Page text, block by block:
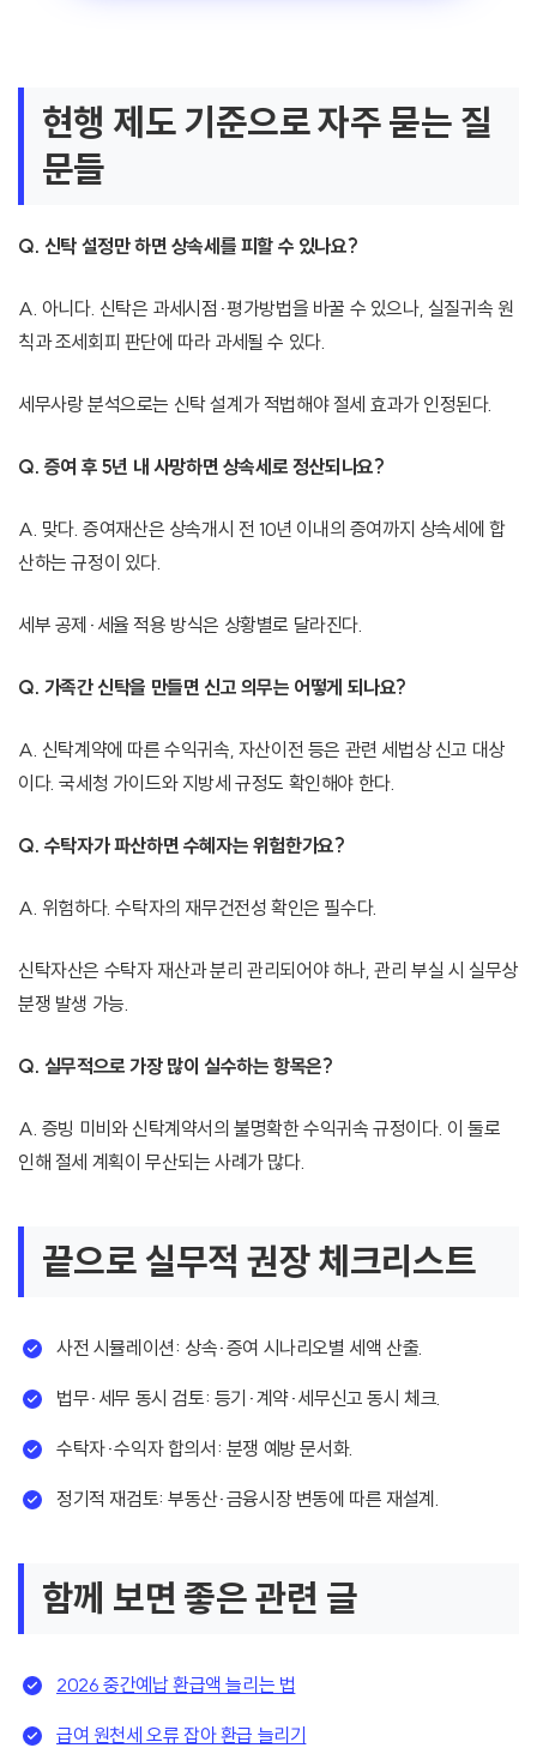
현행 제도 기준으로 자주 묻는 질
문들
Q. 신탁 설정만 하면 상속세를 피할 수 있나요?
A. 아니다. 신탁은 과세시점·평가방법을 바꿀 수 있으나, 실질귀속 원
칙과 조세회피 판단에 따라 과세될 수 있다.
세무사랑 분석으로는 신탁 설계가 적법해야 절세 효과가 인정된다.
Q. 증여 후 5년 내 사망하면 상속세로 정산되나요?
A. 맞다. 증여재산은 상속개시 전 10년 이내의 증여까지 상속세에 합
산하는 규정이 있다.
세부 공제·세율 적용 방식은 상황별로 달라진다.
Q. 가족간 신탁을 만들면 신고 의무는 어떻게 되나요?
A. 신탁계약에 따른 수익귀속, 자산이전 등은 관련 세법상 신고 대상
이다. 국세청 가이드와 지방세 규정도 확인해야 한다.
Q. 수탁자가 파산하면 수혜자는 위험한가요?
A. 위험하다. 수탁자의 재무건전성 확인은 필수다.
신탁자산은 수탁자 재산과 분리 관리되어야 하나, 관리 부실 시 실무상
분쟁 발생 가능.
Q. 실무적으로 가장 많이 실수하는 항목은?
A. 증빙 미비와 신탁계약서의 불명확한 수익귀속 규정이다. 이 둘로
인해 절세 계획이 무산되는 사례가 많다.
끝으로 실무적 권장 체크리스트
사전 시뮬레이션: 상속·증여 시나리오별 세액 산출.
법무·세무 동시 검토: 등기·계약·세무신고 동시 체크.
수탁자·수익자 합의서: 분쟁 예방 문서화.
정기적 재검토: 부동산·금융시장 변동에 따른 재설계.
함께 보면 좋은 관련 글
2026 중간예납 환급액 늘리는 법
급여 원천세 오류 잡아 환급 늘리기